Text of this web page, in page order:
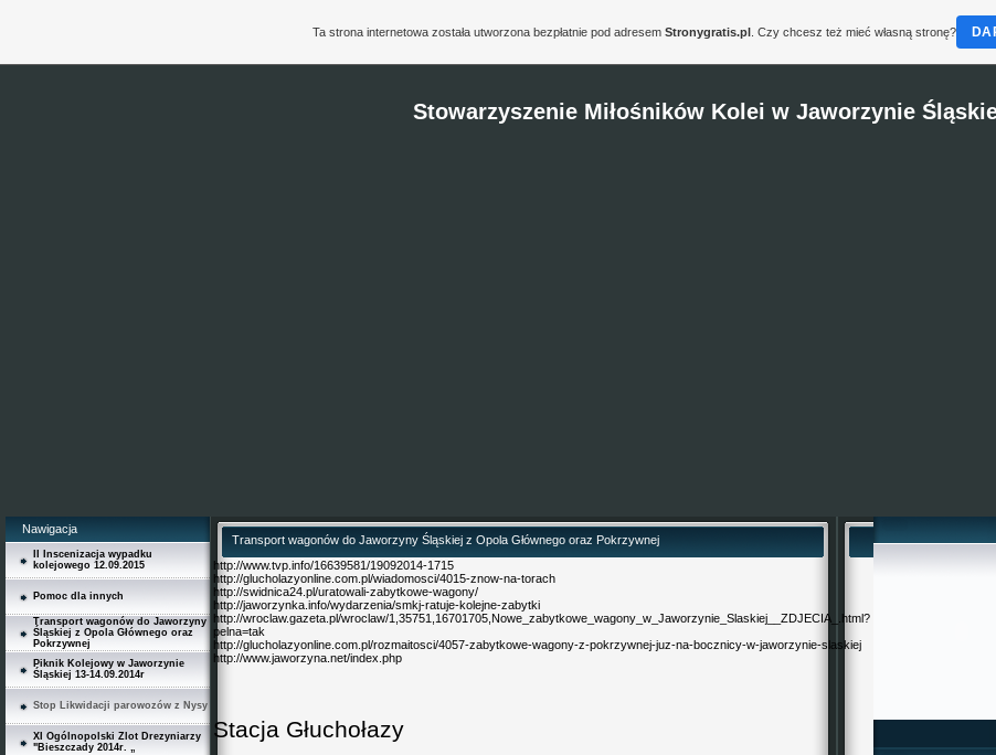
Stowarzyszenie Miłośników Kolei w Jaworzynie
Nawigacja
II Inscenizacja wypadku
kolejowego 12.09.2015
Pomoc dla innych
Transport wagonów do Jaworzyny
Śląskiej z Opola Głównego oraz
Pokrzywnej
Piknik Kolejowy w Jaworzynie
Śląskiej 13-14.09.2014r
Stop Likwidacji parowozów z Nysy
XI Ogólnopolski Zlot Drezyniarzy
"Bieszczady 2014r. „
Transport wagonów do Jaworzyny Śląskiej z Opola Głównego oraz Pokrzywnej
http://www.tvp.info/16639581/19092014-1715
http://glucholazyonline.com.pl/wiadomosci/4015-znow-na-torach
http://swidnica24.pl/uratowali-zabytkowe-wagony/
http://jaworzynka.info/wydarzenia/smkj-ratuje-kolejne-zabytki
http://wroclaw.gazeta.pl/wroclaw/1,35751,16701705,Nowe_zabytkowe_wagony_w_Jaworzynie_Slaskiej__ZDJECIA_.html?
pelna=tak
http://glucholazyonline.com.pl/rozmaitosci/4057-zabytkowe-wagony-z-pokrzywnej-juz-na-bocznicy-w-jaworzynie-slaskiej
http://www.jaworzyna.net/index.php
Stacja Głuchołazy
Ta strona internetowa została utworzona bezpłatnie pod adresem Stronygratis.pl. Czy chcesz też mieć własną stronę?